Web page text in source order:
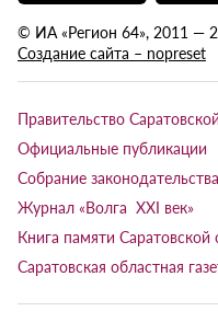
© ИА «Регион 64», 2011 —
Создание сайта – nopreset
Правительство
Официальные публикации
Собрание
Журнал «Волга XXI век»
Книга памяти Саратовской
Саратовская областная